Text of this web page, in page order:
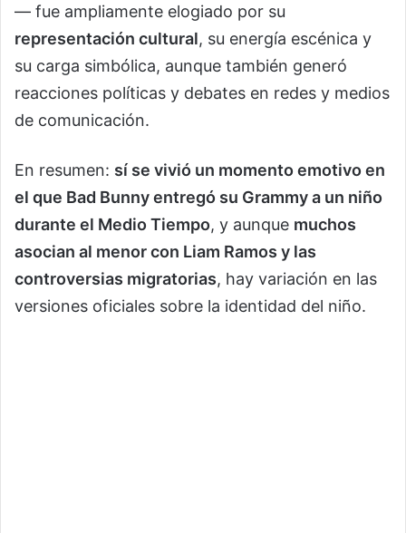
— fue ampliamente elogiado por su
representación cultural, su energía escénica y
su carga simbólica, aunque también generó
reacciones políticas y debates en redes y medios
de comunicación.
En resumen: sí se vivió un momento emotivo en
el que Bad Bunny entregó su Grammy a un niño
durante el Medio Tiempo, y aunque muchos
asocian al menor con Liam Ramos y las
controversias migratorias, hay variación en las
versiones oficiales sobre la identidad del niño.